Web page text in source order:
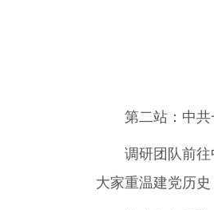
第二站：中
调研团队前
大家重温建党历